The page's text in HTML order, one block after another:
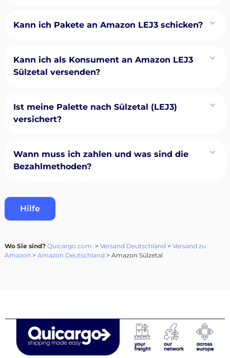
Kann ich Pakete an Amazon LEJ3 schicken?
Kann ich als Konsument an Amazon LEJ3
Sülzetal versenden?
Ist meine Palette nach Sülzetal (LEJ3)
versichert?
Wann muss ich zahlen und was sind die
Bezahlmethoden?
Hilfe
Wo Sie sind? Quicargo.com > Versand Deutschland > Versand zu
Amazon > Amazon Deutschland > Amazon Sülzetal